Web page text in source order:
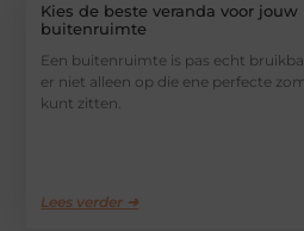
Kies de beste veranda voor jouw
buitenruimte
Een buitenruimte is pas echt
er niet alleen op die ene perfecte
kunt zitten.
Lees verder ➜